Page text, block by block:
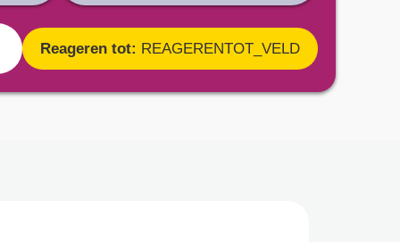
Reageren tot: REAGERENTOT_VELD